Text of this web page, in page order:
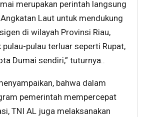
merupakan perintah langsung
Laut untuk mendukung
di wilayah Provinsi Riau,
pulau-pulau terluar seperti Rupat,
Dumai sendiri,” tuturnya..
bahwa dalam
pemerintah mempercepat
TNI AL juga melaksanakan